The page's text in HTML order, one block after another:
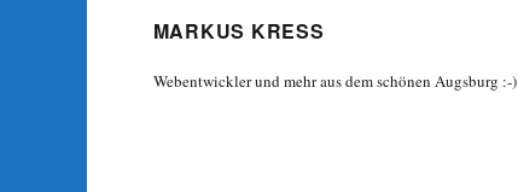
MARKUS KRESS
Webentwickler und mehr aus dem schönen Augsburg :-)